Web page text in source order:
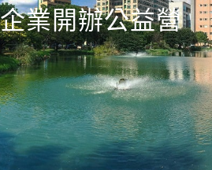
業開辦公益營